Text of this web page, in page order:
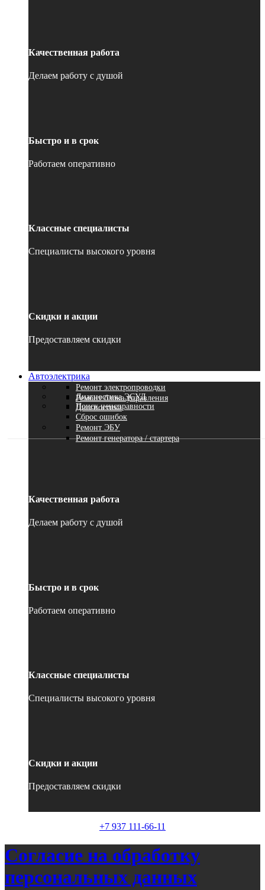
Качественная работа
Делаем работу с душой
Быстро и в срок
Работаем оперативно
Классные специалисты
Специалисты высокого уровня
Скидки и акции
Предоставляем скидки
Автоэлектрика
Ремонт электропроводки
Ремонт блока управления
Диагностика ЭСУД
Диагностика
Поиск неисправности
Сброс ошибок
Ремонт ЭБУ
Ремонт генератора / стартера
Качественная работа
Делаем работу с душой
Быстро и в срок
Работаем оперативно
Классные специалисты
Специалисты высокого уровня
Скидки и акции
Предоставляем скидки
+7 937 111-66-11
Согласие на обработку
персональных данных